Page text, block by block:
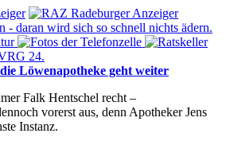
Löwenapotheke geht weiter
Falk Hentschel recht –
vorerst aus, denn Apotheker Jens
Instanz.